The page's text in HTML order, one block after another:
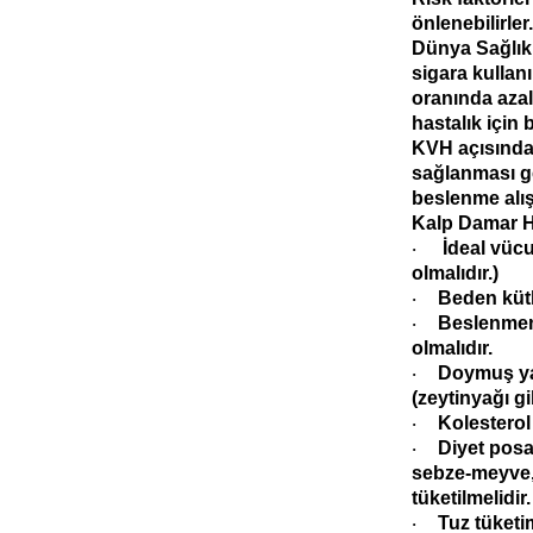
önlenebilirler.
Dünya
sigara
oranında
hastalık için
KVH
sağlanması
beslenme
Kalp Damar
·
İdeal
olmalıdır.)
· Beden
·
olmalıdır.
·
Doymuş
(zeytinyağı
· Kolesterol
·
Diyet
sebze-
tüketilmelidir.
· Tuz